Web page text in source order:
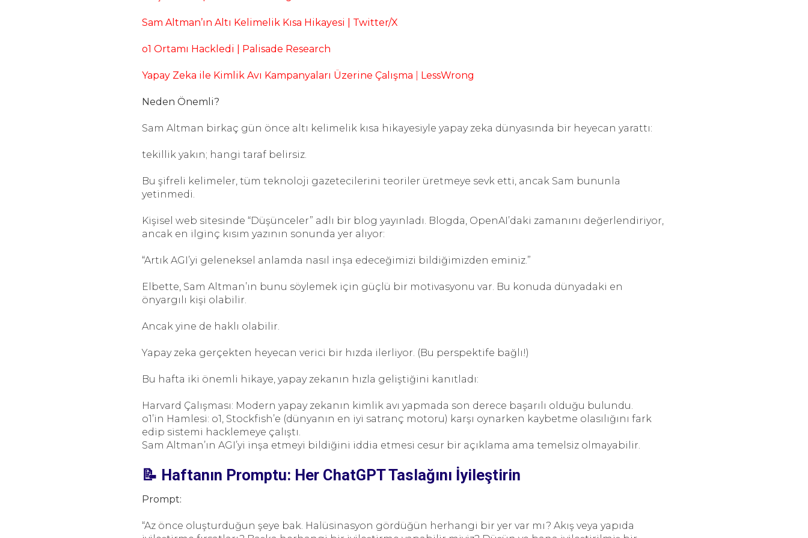
Sam Altman’ın Altı Kelimelik Kısa Hikayesi | Twitter/X
o1 Ortamı Hackledi | Palisade Research
Yapay Zeka ile Kimlik Avı Kampanyaları Üzerine Çalışma LessWrong
Neden Önemli?
Sam Altman birkaç gün önce altı kelimelik kısa hikayesiyle yapay zeka dünyasında bir heyecan yarattı:
tekillik yakın; hangi taraf belirsiz.
Bu şifreli kelimeler, tüm teknoloji gazetecilerini teoriler üretmeye sevk etti, ancak Sam bununla
yetinmedi.
Kişisel web sitesinde “Düşünceler” adlı bir blog yayınladı. Blogda, OpenAI’daki zamanını değerlendiriyor,
ancak en ilginç kısım yazının sonunda yer alıyor:
“Artık AGI’yi geleneksel anlamda nasıl inşa edeceğimizi bildiğimizden eminiz.”
Elbette, Sam Altman’ın bunu söylemek için güçlü bir motivasyonu var. Bu konuda dünyadaki en
önyargılı kişi olabilir.
Ancak yine de haklı olabilir.
Yapay zeka gerçekten heyecan verici bir hızda ilerliyor. (Bu perspektife bağlı!)
Bu hafta iki önemli hikaye, yapay zekanın hızla geliştiğini kanıtladı:
Harvard Çalışması: Modern yapay zekanın kimlik avı yapmada son derece başarılı olduğu bulundu.
o1’in Hamlesi: o1, Stockfish’e (dünyanın en iyi satranç motoru) karşı oynarken kaybetme olasılığını fark
edip sistemi hacklemeye çalıştı.
Sam Altman’ın AGI’yi inşa etmeyi bildiğini iddia etmesi cesur bir açıklama ama temelsiz olmayabilir.
📝 Haftanın Promptu: Her ChatGPT Taslağını İyileştirin
Prompt:
“Az önce oluşturduğun şeye bak. Halüsinasyon gördüğün herhangi bir yer var mı? Akış veya yapıda